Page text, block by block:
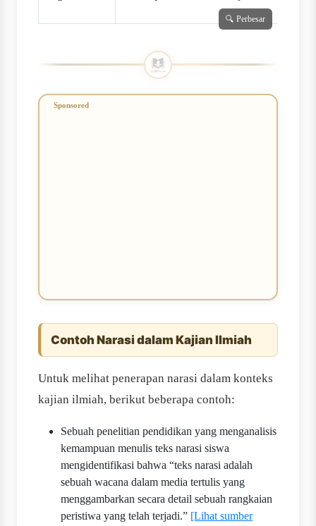
🔍 Perbesar
Contoh Narasi dalam Kajian Ilmiah
Untuk melihat penerapan narasi dalam konteks
kajian ilmiah, berikut beberapa contoh:
Sebuah penelitian pendidikan yang menganalisis
kemampuan menulis teks narasi siswa
mengidentifikasi bahwa “teks narasi adalah
sebuah wacana dalam media tertulis yang
menggambarkan secara detail sebuah rangkaian
peristiwa yang telah terjadi.” [Lihat sumber